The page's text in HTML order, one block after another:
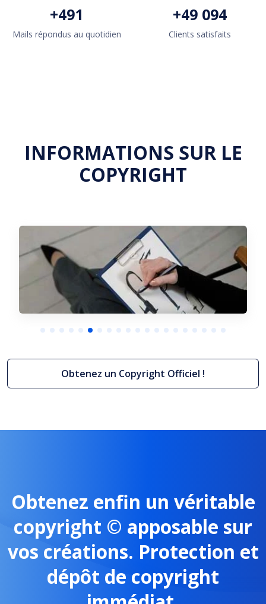
+500
Mails répondus au quotidien
+50 000
Clients satisfaits
INFORMATIONS SUR LE
COPYRIGHT
Réglement de jeu et concours
Obtenez un Copyright Officiel !
Obtenez enfin un véritable
copyright © apposable sur
vos créations. Protection et
dépôt de copyright